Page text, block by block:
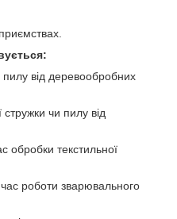
від деревообробних
стружки чи пилу від
обробки текстильної
роботи зварювального